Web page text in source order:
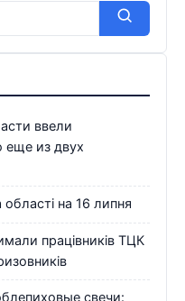
ввели
еще из двух
області на 16 липня
працівників ТЦК
свечи: